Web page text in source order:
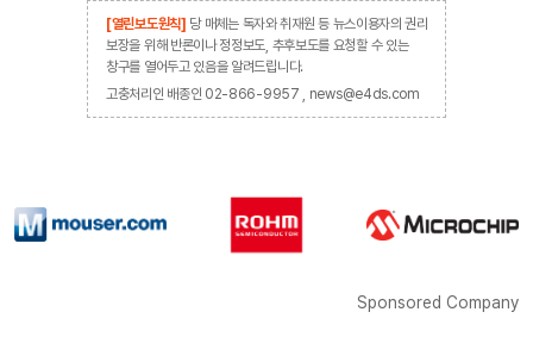
[열린보도원칙] 당 매체는 독자와 취재원 등 뉴스이용자의 권리
보장을 위해 반론이나 정정보도, 추후보도를 요청할 수 있는
창구를 열어두고 있음을 알려드립니다.
고충처리인 배종인 02-866-9957 , news@e4ds.com
Sponsored Company